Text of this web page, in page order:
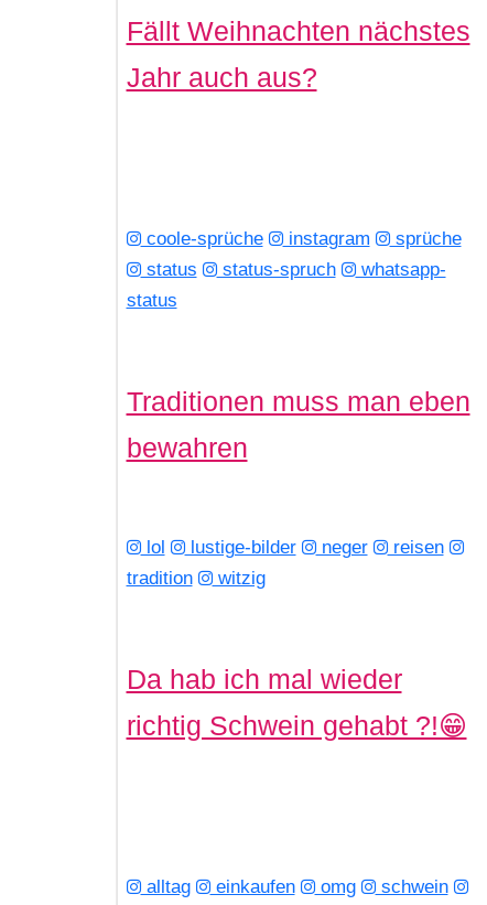
Fällt Weihnachten nächstes
Jahr auch aus?
coole-sprüche instagram
sprüche
status
status-spruch
whatsapp-
status
Traditionen muss man eben
bewahren
lol lustige-bilder neger
reisen
tradition
witzig
Da hab ich mal wieder
richtig Schwein gehabt ?!😁
alltag einkaufen omg schwein